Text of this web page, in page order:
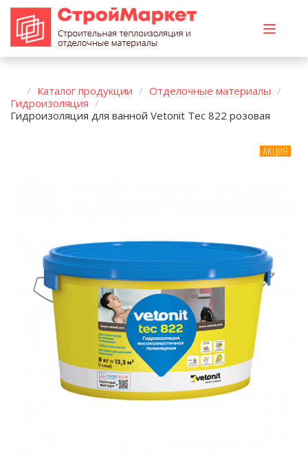
Каталог продукции
Отделочные материалы
Гидроизоляция
Гидроизоляция для ванной Vetonit Tec 822 розовая
АКЦИЯ